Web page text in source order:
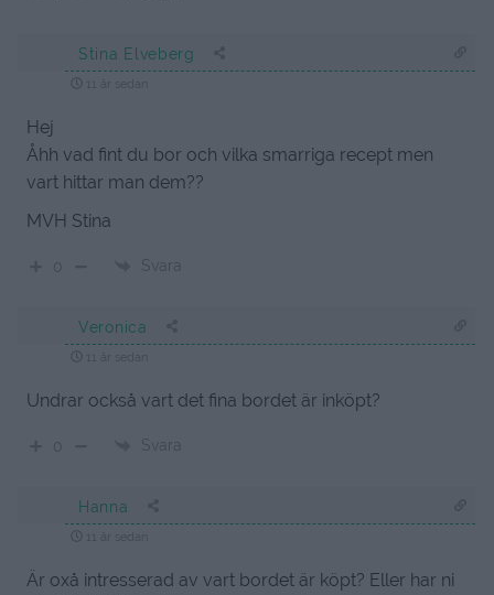
Stina Elveberg
Hej
Åhh vad fint du bor och vilka smarriga recept men
vart hittar man dem??
MVH Stina
Svara
Veronica
Undrar också vart det fina bordet är inköpt?
Svara
Hanna
Är oxå intresserad av vart bordet är köpt? Eller har ni